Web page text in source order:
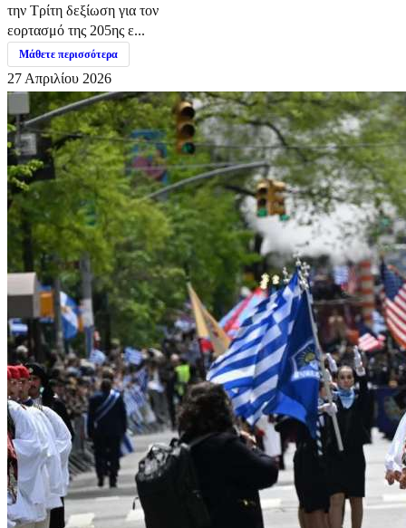
την Τρίτη δεξίωση για τον
εορτασμό της 205ης ε...
Μάθετε περισσότερα
27 Απριλίου 2026